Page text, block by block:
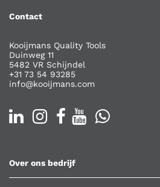
Contact
Kooijmans Quality Tools
Duinweg 11
5482 VR Schijndel
+31 73 54 93285
info@kooijmans.com
Over ons bedrijf